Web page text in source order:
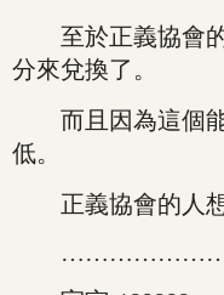
至於正義協會的
分來兌換了。
而且因為這個能
低。
正義協會的人想